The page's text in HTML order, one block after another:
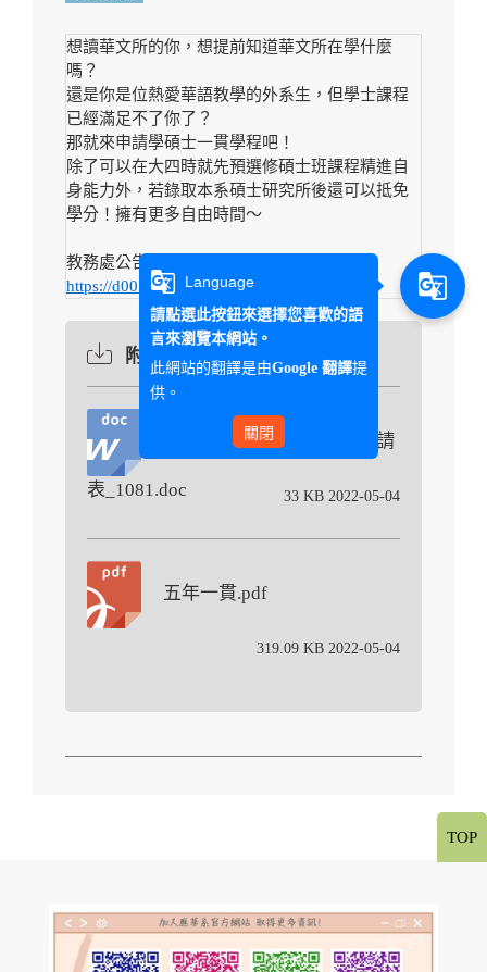
想讀華文所的你，想提前知道華文所在學什麼
嗎？
還是你是位熱愛華語教學的外系生，但學士課程
已經滿足不了你了？
那就來申請學碩士一貫學程吧！
除了可以在大四時就先預選修碩士班課程精進自
身能力外，若錄取本系碩士研究所後還可以抵免
學分！ 擁有更多自由時間～
教務處公告：
https://d001.wzu.edu.tw/article/498481
附件下載
491049-學碩士一貫學程申請
表_1081.doc 33 KB 2022-05-04
五年一貫.pdf
319.09 KB 2022-05-04
TOP
g_translate Language
請點選此按鈕來選擇您喜歡的語
言來瀏覽本網站。
此網站的翻譯是由Google 翻譯提
供。
關閉
g_translate